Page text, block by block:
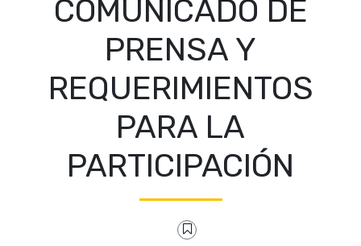
COMUNICADO DE
PRENSA Y
REQUERIMIENTOS
PARA LA
PARTICIPACIÓN